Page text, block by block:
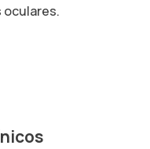
oculares.